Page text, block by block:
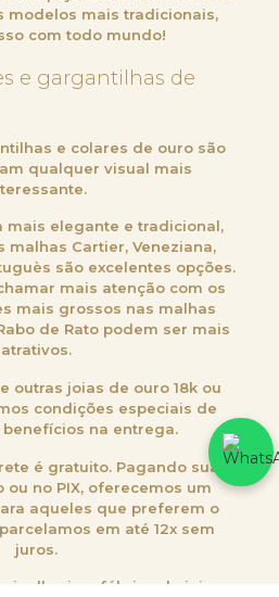
modelos mais tradicionais,
com todo mundo!
e gargantilhas de
e colares de ouro são
qualquer visual mais
mais elegante e tradicional,
malhas Cartier, Veneziana,
são excelentes opções.
mais atenção com os
mais grossos nas malhas
de Rato podem ser mais
atrativos.
outras joias de ouro 18k ou
condições especiais de
na entrega.
é gratuito. Pagando suas
ou no PIX, oferecemos um
aqueles que preferem o
em até 12x sem
juros.
joalheria e fábrica de joias